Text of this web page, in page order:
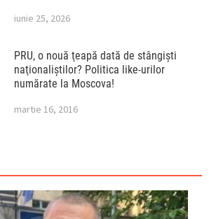
iunie 25, 2026
PRU, o nouă ţeapă dată de stângişti
naţionaliştilor? Politica like-urilor
numărate la Moscova!
martie 16, 2016